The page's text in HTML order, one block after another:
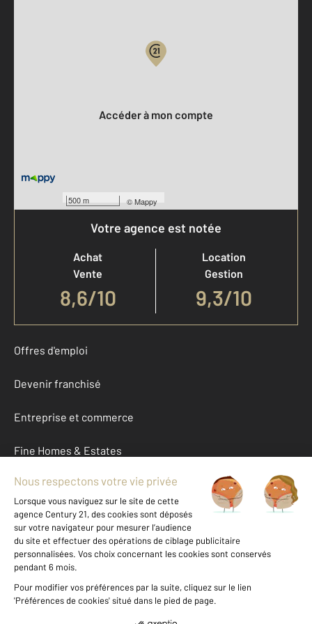
500 m ©Mappy
Accéder à mon compte
Votre agence est notée
Achat
Vente
8,6/10
Location
Gestion
9,3/10
Offres d'emploi
Devenir franchisé
Entreprise et commerce
Fine Homes & Estates
À propos
International
Nous contacter